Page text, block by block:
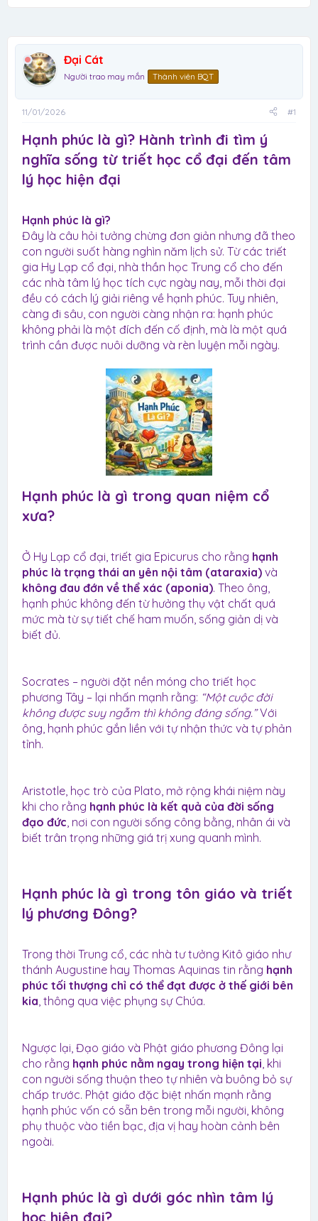
Đại Cát
Người trao may mắn Thành viên BQT
11/01/2026 #1
Hạnh phúc là gì? Hành trình đi tìm ý
nghĩa sống từ triết học cổ đại đến tâm
lý học hiện đại​
Hạnh phúc là gì?
Đây là câu hỏi tưởng chừng đơn giản nhưng đã theo
con người suốt hàng nghìn năm lịch sử. Từ các triết
gia Hy Lạp cổ đại, nhà thần học Trung cổ cho đến
các nhà tâm lý học tích cực ngày nay, mỗi thời đại
đều có cách lý giải riêng về hạnh phúc. Tuy nhiên,
càng đi sâu, con người càng nhận ra: hạnh phúc
không phải là một đích đến cố định, mà là một quá
trình cần được nuôi dưỡng và rèn luyện mỗi ngày.
Hạnh phúc là gì trong quan niệm cổ
xưa?​
Ở Hy Lạp cổ đại, triết gia Epicurus cho rằng hạnh
phúc là trạng thái an yên nội tâm (ataraxia) và
không đau đớn về thể xác (aponia). Theo ông,
hạnh phúc không đến từ hưởng thụ vật chất quá
mức mà từ sự tiết chế ham muốn, sống giản dị và
biết đủ.
Socrates – người đặt nền móng cho triết học
phương Tây – lại nhấn mạnh rằng: “Một cuộc đời
không được suy ngẫm thì không đáng sống.”Với
ông, hạnh phúc gắn liền với tự nhận thức và tự phản
tỉnh.
Aristotle, học trò của Plato, mở rộng khái niệm này
khi cho rằng hạnh phúc là kết quả của đời sống
đạo đức , nơi con người sống công bằng, nhân ái và
biết trân trọng những giá trị xung quanh mình.
Hạnh phúc là gì trong tôn giáo và triết
lý phương Đông?​
Trong thời Trung cổ, các nhà tư tưởng Kitô giáo như
thánh Augustine hay Thomas Aquinas tin rằng hạnh
phúc tối thượng chỉ có thể đạt được ở thế giới bên
kia , thông qua việc phụng sự Chúa.
Ngược lại, Đạo giáo và Phật giáo phương Đông lại
cho rằng hạnh phúc nằm ngay trong hiện tại , khi
con người sống thuận theo tự nhiên và buông bỏ sự
chấp trước. Phật giáo đặc biệt nhấn mạnh rằng
hạnh phúc vốn có sẵn bên trong mỗi người, không
phụ thuộc vào tiền bạc, địa vị hay hoàn cảnh bên
ngoài.
Hạnh phúc là gì dưới góc nhìn tâm lý
học hiện đại?​